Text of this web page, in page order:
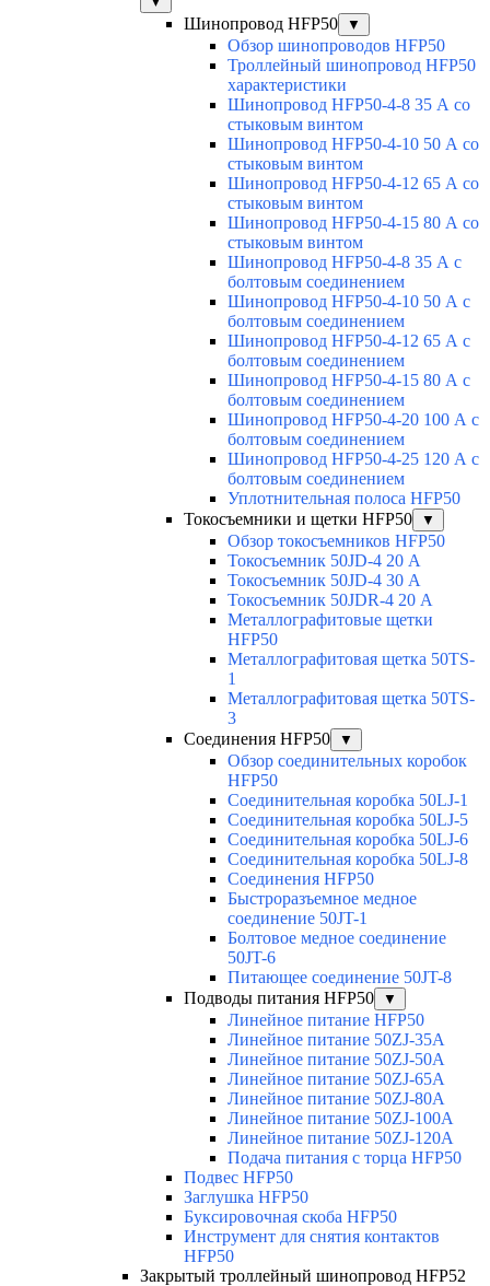
Шинопровод HFP50 ▼
Обзор шинопроводов HFP50
Троллейный шинопровод HFP50
характеристики
Шинопровод HFP50-4-8 35 А со
стыковым винтом
Шинопровод HFP50-4-10 50 А со
стыковым винтом
Шинопровод HFP50-4-12 65 А со
стыковым винтом
Шинопровод HFP50-4-15 80 А со
стыковым винтом
Шинопровод HFP50-4-8 35 А с
болтовым соединением
Шинопровод HFP50-4-10 50 А с
болтовым соединением
Шинопровод HFP50-4-12 65 А с
болтовым соединением
Шинопровод HFP50-4-15 80 А с
болтовым соединением
Шинопровод HFP50-4-20 100 А с
болтовым соединением
Шинопровод HFP50-4-25 120 А с
болтовым соединением
Уплотнительная полоса HFP50
Токосъемники и щетки HFP50
▼
Обзор токосъемников HFP50
Токосъемник 50JD-4 20 А
Токосъемник 50JD-4 30 А
Токосъемник 50JDR-4 20 А
Металлографитовые щетки
HFP50
Металлографитовая щетка 50TS-
1
Металлографитовая щетка 50TS-
3
Соединения HFP50
▼
Обзор соединительных коробок
HFP50
Соединительная коробка 50LJ-1
Соединительная коробка 50LJ-5
Соединительная коробка 50LJ-6
Соединительная коробка 50LJ-8
Соединения HFP50
Быстроразъемное медное
соединение 50JT-1
Болтовое медное соединение
50JT-6
Питающее соединение 50JT-8
Подводы питания HFP50
▼
Линейное питание HFP50
Линейное питание 50ZJ-35A
Линейное питание 50ZJ-50A
Линейное питание 50ZJ-65A
Линейное питание 50ZJ-80A
Линейное питание 50ZJ-100A
Линейное питание 50ZJ-120A
Подача питания с торца HFP50
Подвес HFP50
Заглушка HFP50
Буксировочная скоба HFP50
Инструмент для снятия контактов
HFP50
Закрытый троллейный шинопровод HFP52